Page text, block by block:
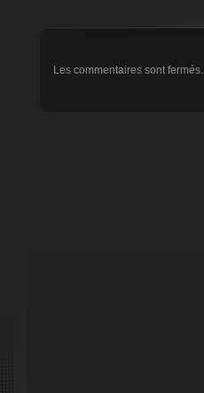
Les commentaires sont fermés.